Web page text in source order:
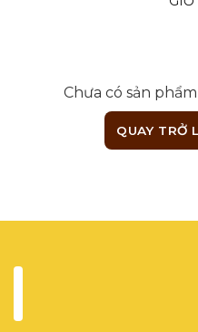
Chưa có sản
QUAY TRỞ